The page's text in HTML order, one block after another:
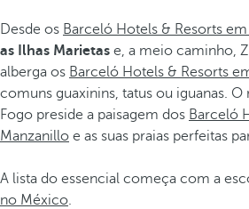
Desde os Barceló Hotels & Resorts
as Ilhas Marietas e, a meio caminho,
alberga os Barceló Hotels & Resorts
comuns guaxinins, tatus ou iguanas.
Fogo preside a paisagem dos Barceló
Manzanillo e as suas praias perfeitas
A lista do essencial começa com a
no México.